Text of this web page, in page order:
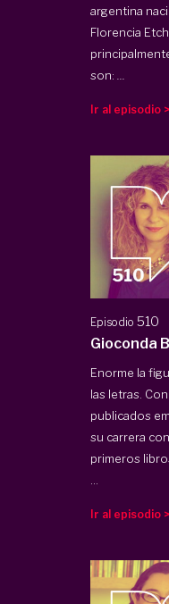
argentina
Florencia
son:
Ir al episodio >
Episodio510
Gioconda
Enorme la
las letras.
publicados
su carrera
primeros
Ir al episodio >